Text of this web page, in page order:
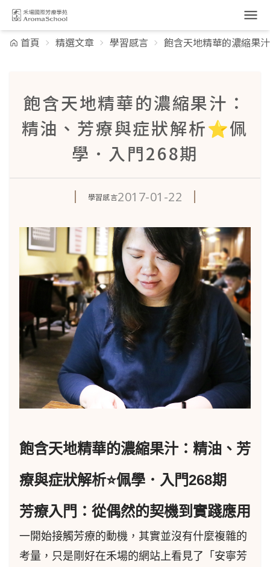
跳到主要內容
首頁 精選文章 學習感言 飽含天地精華的濃縮果
飽含天地精華的濃縮果汁：
精油、芳療與症狀解析⭐佩
學．入門268期
學習感言2017-01-22
飽含天地精華的濃縮果汁：精油、芳
療與症狀解析⭐佩學．入門268期
芳療入門：從偶然的契機到實踐應用
一開始接觸芳療的動機，其實並沒有什麼複雜的
考量，只是剛好在禾場的網站上看見了「安寧芳